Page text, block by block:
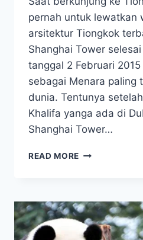
pernah untuk lewatkan
arsitektur Tiongkok
Shanghai Tower
tanggal 2 Februari
sebagai Menara paling
dunia. Tentunya
Khalifa yanga ada di
Shanghai Tower…
READ MORE SHANGHAI
PENGALAMAN
WISATA
TAK